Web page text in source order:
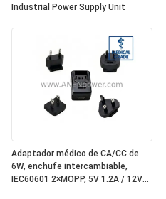
Industrial Power Supply Unit
Adaptador médico de CA/CC de
6W, enchufe intercambiable,
IEC60601 2×MOPP, 5V 1.2A / 12V